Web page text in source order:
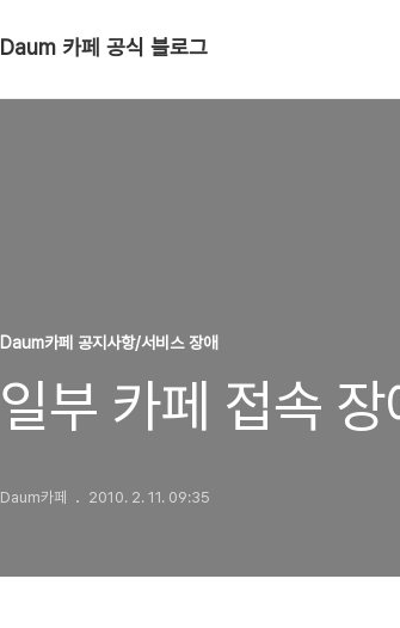
Daum 카페 공식 블로그
Daum카페 공지사항/서비스 장애
일부 카페 접속
Daum카페 2010. 2. 11. 09:35